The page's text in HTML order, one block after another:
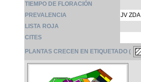
TIEMPO DE FLORACIÓN
PREVALENCIA
JV ZDA
LISTA ROJA
CITES
PLANTAS CRECEN EN ETIQUETADO (